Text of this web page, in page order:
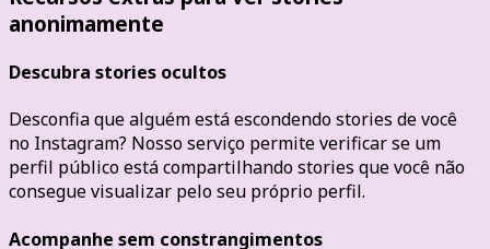
anonimamente
Descubra stories ocultos
Desconfia que alguém está escondendo stories de você
no Instagram? Nosso serviço permite verificar se um
perfil público está compartilhando stories que você não
consegue visualizar pelo seu próprio perfil.
Acompanhe sem constrangimentos